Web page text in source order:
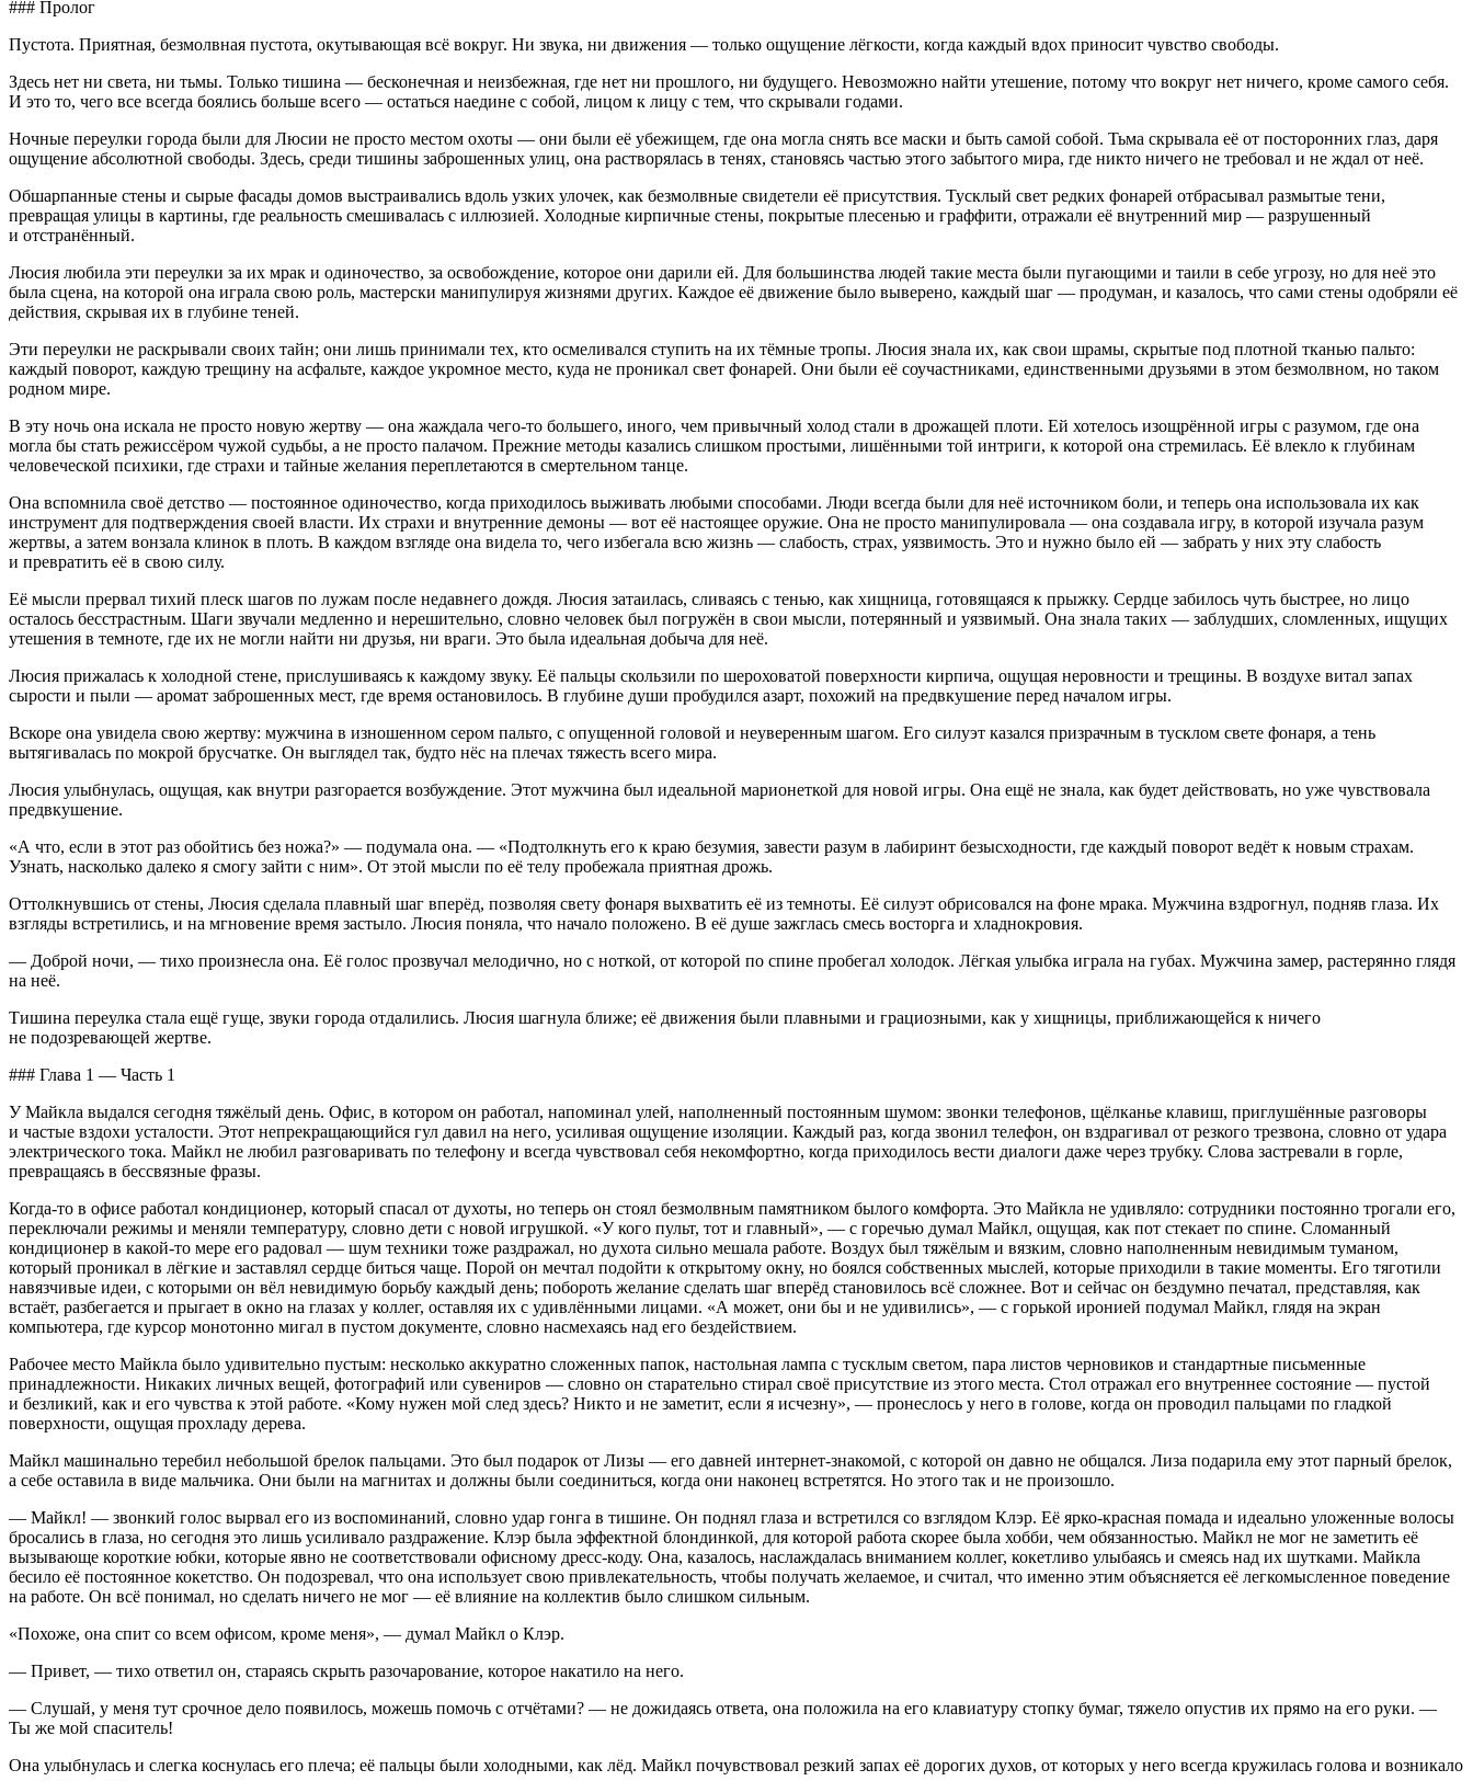
### Пролог
Пустота. Приятная, безмолвная пустота, окутывающая всё вокруг. Ни звука, ни движения — только ощущение лёгкости, когда каждый вдох приносит чувство свободы.
Здесь нет ни света, ни тьмы. Только тишина — бесконечная и неизбежная, где нет ни прошлого, ни будущего. Невозможно найти утешение, потому что вокруг нет ничего, кроме самого себя.
И это то, чего все всегда боялись больше всего — остаться наедине с собой, лицом к лицу с тем, что скрывали годами.
Ночные переулки города были для Люсии не просто местом охоты — они были её убежищем, где она могла снять все маски и быть самой собой. Тьма скрывала её от посторонних глаз, даря
ощущение абсолютной свободы. Здесь, среди тишины заброшенных улиц, она растворялась в тенях, становясь частью этого забытого мира, где никто ничего не требовал и не ждал от неё.
Обшарпанные стены и сырые фасады домов выстраивались вдоль узких улочек, как безмолвные свидетели её присутствия. Тусклый свет редких фонарей отбрасывал размытые тени,
превращая улицы в картины, где реальность смешивалась с иллюзией. Холодные кирпичные стены, покрытые плесенью и граффити, отражали её внутренний мир — разрушенный
и отстранённый.
Люсия любила эти переулки за их мрак и одиночество, за освобождение, которое они дарили ей. Для большинства людей такие места были пугающими и таили в себе угрозу, но для неё это
была сцена, на которой она играла свою роль, мастерски манипулируя жизнями других. Каждое её движение было выверено, каждый шаг — продуман, и казалось, что сами стены одобряли её
действия, скрывая их в глубине теней.
Эти переулки не раскрывали своих тайн; они лишь принимали тех, кто осмеливался ступить на их тёмные тропы. Люсия знала их, как свои шрамы, скрытые под плотной тканью пальто:
каждый поворот, каждую трещину на асфальте, каждое укромное место, куда не проникал свет фонарей. Они были её соучастниками, единственными друзьями в этом безмолвном, но таком
родном мире.
В эту ночь она искала не просто новую жертву — она жаждала чего-то большего, иного, чем привычный холод стали в дрожащей плоти. Ей хотелось изощрённой игры с разумом, где она
могла бы стать режиссёром чужой судьбы, а не просто палачом. Прежние методы казались слишком простыми, лишёнными той интриги, к которой она стремилась. Её влекло к глубинам
человеческой психики, где страхи и тайные желания переплетаются в смертельном танце.
Она вспомнила своё детство — постоянное одиночество, когда приходилось выживать любыми способами. Люди всегда были для неё источником боли, и теперь она использовала их как
инструмент для подтверждения своей власти. Их страхи и внутренние демоны — вот её настоящее оружие. Она не просто манипулировала — она создавала игру, в которой изучала разум
жертвы, а затем вонзала клинок в плоть. В каждом взгляде она видела то, чего избегала всю жизнь — слабость, страх, уязвимость. Это и нужно было ей — забрать у них эту слабость
и превратить её в свою силу.
Её мысли прервал тихий плеск шагов по лужам после недавнего дождя. Люсия затаилась, сливаясь с тенью, как хищница, готовящаяся к прыжку. Сердце забилось чуть быстрее, но лицо
осталось бесстрастным. Шаги звучали медленно и нерешительно, словно человек был погружён в свои мысли, потерянный и уязвимый. Она знала таких — заблудших, сломленных, ищущих
утешения в темноте, где их не могли найти ни друзья, ни враги. Это была идеальная добыча для неё.
Люсия прижалась к холодной стене, прислушиваясь к каждому звуку. Её пальцы скользили по шероховатой поверхности кирпича, ощущая неровности и трещины. В воздухе витал запах
сырости и пыли — аромат заброшенных мест, где время остановилось. В глубине души пробудился азарт, похожий на предвкушение перед началом игры.
Вскоре она увидела свою жертву: мужчина в изношенном сером пальто, с опущенной головой и неуверенным шагом. Его силуэт казался призрачным в тусклом свете фонаря, а тень
вытягивалась по мокрой брусчатке. Он выглядел так, будто нёс на плечах тяжесть всего мира.
Люсия улыбнулась, ощущая, как внутри разгорается возбуждение. Этот мужчина был идеальной марионеткой для новой игры. Она ещё не знала, как будет действовать, но уже чувствовала
предвкушение.
«А что, если в этот раз обойтись без ножа?» — подумала она. — «Подтолкнуть его к краю безумия, завести разум в лабиринт безысходности, где каждый поворот ведёт к новым страхам.
Узнать, насколько далеко я смогу зайти с ним». От этой мысли по её телу пробежала приятная дрожь.
Оттолкнувшись от стены, Люсия сделала плавный шаг вперёд, позволяя свету фонаря выхватить её из темноты. Её силуэт обрисовался на фоне мрака. Мужчина вздрогнул, подняв глаза. Их
взгляды встретились, и на мгновение время застыло. Люсия поняла, что начало положено. В её душе зажглась смесь восторга и хладнокровия.
— Доброй ночи, — тихо произнесла она. Её голос прозвучал мелодично, но с ноткой, от которой по спине пробегал холодок. Лёгкая улыбка играла на губах. Мужчина замер, растерянно глядя
на неё.
Тишина переулка стала ещё гуще, звуки города отдалились. Люсия шагнула ближе; её движения были плавными и грациозными, как у хищницы, приближающейся к ничего
не подозревающей жертве.
### Глава 1 — Часть 1
У Майкла выдался сегодня тяжёлый день. Офис, в котором он работал, напоминал улей, наполненный постоянным шумом: звонки телефонов, щёлканье клавиш, приглушённые разговоры
и частые вздохи усталости. Этот непрекращающийся гул давил на него, усиливая ощущение изоляции. Каждый раз, когда звонил телефон, он вздрагивал от резкого трезвона, словно от удара
электрического тока. Майкл не любил разговаривать по телефону и всегда чувствовал себя некомфортно, когда приходилось вести диалоги даже через трубку. Слова застревали в горле,
превращаясь в бессвязные фразы.
Когда-то в офисе работал кондиционер, который спасал от духоты, но теперь он стоял безмолвным памятником былого комфорта. Это Майкла не удивляло: сотрудники постоянно трогали его,
переключали режимы и меняли температуру, словно дети с новой игрушкой. «У кого пульт, тот и главный», — с горечью думал Майкл, ощущая, как пот стекает по спине. Сломанный
кондиционер в какой-то мере его радовал — шум техники тоже раздражал, но духота сильно мешала работе. Воздух был тяжёлым и вязким, словно наполненным невидимым туманом,
который проникал в лёгкие и заставлял сердце биться чаще. Порой он мечтал подойти к открытому окну, но боялся собственных мыслей, которые приходили в такие моменты. Его тяготили
навязчивые идеи, с которыми он вёл невидимую борьбу каждый день; побороть желание сделать шаг вперёд становилось всё сложнее. Вот и сейчас он бездумно печатал, представляя, как
встаёт, разбегается и прыгает в окно на глазах у коллег, оставляя их с удивлёнными лицами. «А может, они бы и не удивились», — с горькой иронией подумал Майкл, глядя на экран
компьютера, где курсор монотонно мигал в пустом документе, словно насмехаясь над его бездействием.
Рабочее место Майкла было удивительно пустым: несколько аккуратно сложенных папок, настольная лампа с тусклым светом, пара листов черновиков и стандартные письменные
принадлежности. Никаких личных вещей, фотографий или сувениров — словно он старательно стирал своё присутствие из этого места. Стол отражал его внутреннее состояние — пустой
и безликий, как и его чувства к этой работе. «Кому нужен мой след здесь? Никто и не заметит, если я исчезну», — пронеслось у него в голове, когда он проводил пальцами по гладкой
поверхности, ощущая прохладу дерева.
Майкл машинально теребил небольшой брелок пальцами. Это был подарок от Лизы — его давней интернет-знакомой, с которой он давно не общался. Лиза подарила ему этот парный брелок,
а себе оставила в виде мальчика. Они были на магнитах и должны были соединиться, когда они наконец встретятся. Но этого так и не произошло.
— Майкл! — звонкий голос вырвал его из воспоминаний, словно удар гонга в тишине. Он поднял глаза и встретился со взглядом Клэр. Её ярко-красная помада и идеально уложенные волосы
бросались в глаза, но сегодня это лишь усиливало раздражение. Клэр была эффектной блондинкой, для которой работа скорее была хобби, чем обязанностью. Майкл не мог не заметить её
вызывающе короткие юбки, которые явно не соответствовали офисному дресс-коду. Она, казалось, наслаждалась вниманием коллег, кокетливо улыбаясь и смеясь над их шутками. Майкла
бесило её постоянное кокетство. Он подозревал, что она использует свою привлекательность, чтобы получать желаемое, и считал, что именно этим объясняется её легкомысленное поведение
на работе. Он всё понимал, но сделать ничего не мог — её влияние на коллектив было слишком сильным.
«Похоже, она спит со всем офисом, кроме меня», — думал Майкл о Клэр.
— Привет, — тихо ответил он, стараясь скрыть разочарование, которое накатило на него.
— Слушай, у меня тут срочное дело появилось, можешь помочь с отчётами? — не дожидаясь ответа, она положила на его клавиатуру стопку бумаг, тяжело опустив их прямо на его руки. —
Ты же мой спаситель!
Она улыбнулась и слегка коснулась его плеча; её пальцы были холодными, как лёд. Майкл почувствовал резкий запах её дорогих духов, от которых у него всегда кружилась голова и возникало